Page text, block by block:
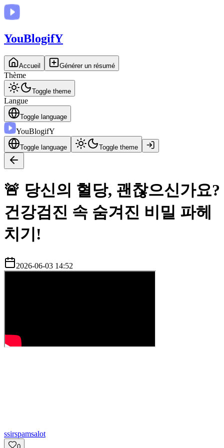
YouBlogifY
Accueil Générer un résumé
Thème
Toggle theme
Langue
Toggle language
YouBlogifY
Toggle language Toggle theme
🚨 당신의 혈당, 괜찮으신가요?
건강검진 속 숨겨진 비밀 파헤
치기!
2026-06-03 14:52
ssirspamsalot